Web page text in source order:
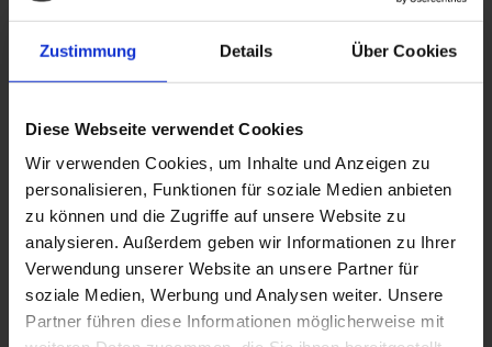
Zustimmung Details Über Cookies
Diese Webseite verwendet Cookies
Wir verwenden Cookies, um Inhalte und Anzeigen zu
personalisieren, Funktionen für soziale Medien anbieten
zu können und die Zugriffe auf unsere Website zu
analysieren. Außerdem geben wir Informationen zu Ihrer
Verwendung unserer Website an unsere Partner für
soziale Medien, Werbung und Analysen weiter. Unsere
Partner führen diese Informationen möglicherweise mit
der After Sales Service für Ersatzteile. … zB sofort
eine Ersatzleiter per Express nach Norwegen zu
Bedienungsfehler zu klären. Ein sehr gutes
Verhältnis zu unseren Kunden ist uns wichtig.
Ausgewählte Produkte